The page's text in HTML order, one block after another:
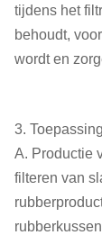
tijdens het
behoudt,
wordt en
3.
A. Productie
filteren van